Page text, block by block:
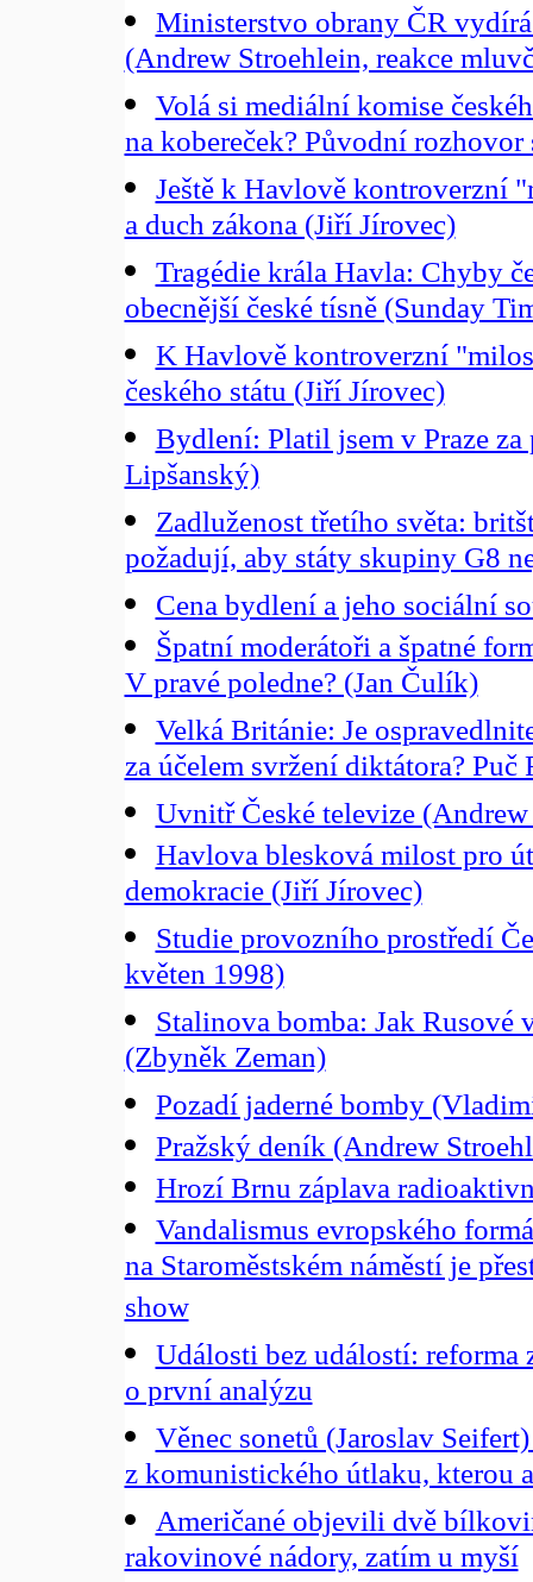
Ministerstvo obrany ČR
(Andrew Stroehlein, reakce
Volá si mediální komise
na kobereček? Původní
Ještě k Havlově kontroverzní
a duch zákona (Jiří Jírovec)
Tragédie krála Havla: Chyby
obecnější české tísně (Sunday
K Havlově kontroverzní
českého státu (Jiří Jírovec)
Bydlení: Platil jsem v Praze
Lipšanský)
Zadluženost třetího světa:
požadují, aby státy skupiny G8
Cena bydlení a jeho sociální
Špatní moderátoři a špatné
V pravé poledne? (Jan Čulík)
Velká Británie: Je
za účelem svržení diktátora?
Uvnitř České televize
Havlova blesková milost pro
demokracie (Jiří Jírovec)
Studie provozního prostředí
květen 1998)
Stalinova bomba: Jak Rusové
(Zbyněk Zeman)
Pozadí jaderné bomby
Pražský deník (Andrew
Hrozí Brnu záplava
Vandalismus evropského
na Staroměstském náměstí je
show
Události bez událostí: reforma
o první analýzu
Věnec sonetů (Jaroslav
z komunistického útlaku, kterou
Američané objevili dvě
rakovinové nádory, zatím u myší